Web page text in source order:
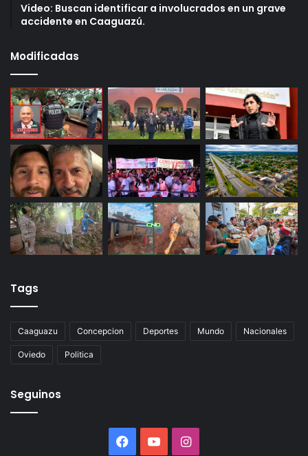
Video: Buscan identificar a involucrados en un grave
accidente en Caaguazú.
Modificadas
Tags
Caaguazu Concepcion Deportes Mundo Nacionales
Oviedo Politica
Seguinos
Facebook
YouTubeInstagram